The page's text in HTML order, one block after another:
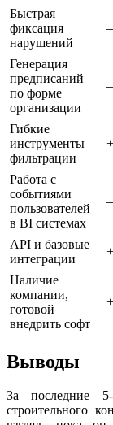
Быстрая
фиксация
нарушений
–
Генерация
предписаний
по форме
организации
–
Гибкие
инструменты
фильтрации
+
Работа с
событиями
пользователей
в BI системах
–
API и базовые
интеграции
+
Наличие
компании,
готовой
внедрить софт
+
Выводы
За последние
строительного